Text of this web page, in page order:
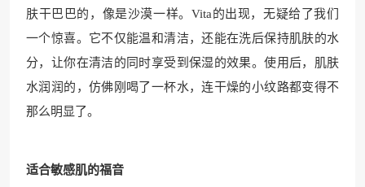
肤干巴巴的，像是沙漠一样。Vita的出现，无疑给了我们
一个惊喜。它不仅能温和清洁，还能在洗后保持肌肤的水
分，让你在清洁的同时享受到保湿的效果。使用后，肌肤
水润润的，仿佛刚喝了一杯水，连干燥的小纹路都变得不
那么明显了。
适合敏感肌的福音